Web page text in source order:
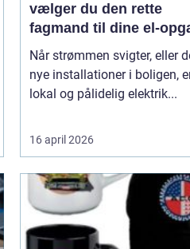
vælger du den rette
fagmand til dine el-
Når strømmen svigter, eller
nye installationer i boligen,
lokal og pålidelig elektrik...
16 april 2026